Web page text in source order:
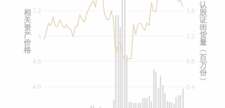
1.2
0.4
0.8
1.6
5
4.6
4.8
5.2
认
股
证
街
货
量
︵
百
万
份
︶
相
关
资
产
价
格
牛熊证文件及公告 (瑞信)
收市竞价变化